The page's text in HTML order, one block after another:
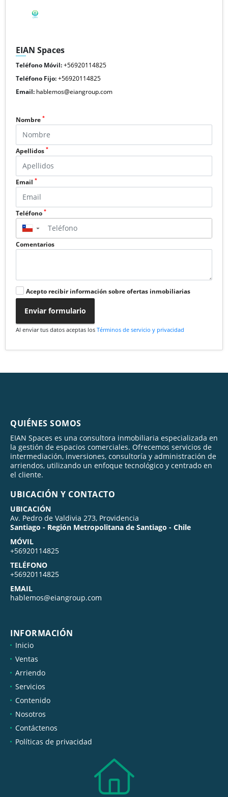
EIAN Spaces
Teléfono Móvil:+56920114825
Teléfono Fijo:+56920114825
Email: hablemos@eiangroup.com
Nombre *
Apellidos *
Email *
Teléfono *
▼
Comentarios
Acepto recibir información sobre ofertas inmobiliarias
Enviar formulario
Al enviar tus datos aceptas los Términos de servicio y privacidad
QUIÉNES SOMOS
EIAN Spaces es una consultora inmobiliaria especializada en
la gestión de espacios comerciales. Ofrecemos servicios de
intermediación, inversiones, consultoría y administración de
arriendos, utilizando un enfoque tecnológico y centrado en
el cliente.
UBICACIÓN Y CONTACTO
UBICACIÓN
Av. Pedro de Valdivia 273, Providencia
Santiago - Región Metropolitana de Santiago - Chile
MÓVIL
+56920114825
TELÉFONO
+56920114825
EMAIL
hablemos@eiangroup.com
INFORMACIÓN
Inicio
Ventas
Arriendo
Servicios
Contenido
Nosotros
Contáctenos
Políticas de privacidad